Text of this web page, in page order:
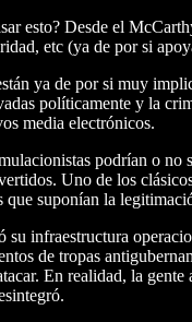
esto? Desde el
etc (ya de por si
ya de por si muy
políticamente y la
media electrónicos.
podrían o
Uno de los
que suponían la
su infraestructura
de tropas
En realidad, la